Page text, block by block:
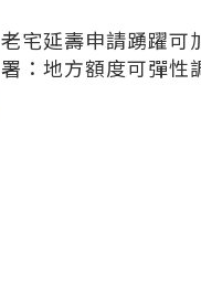
老宅延壽申請踴躍可
署：地方額度可彈性